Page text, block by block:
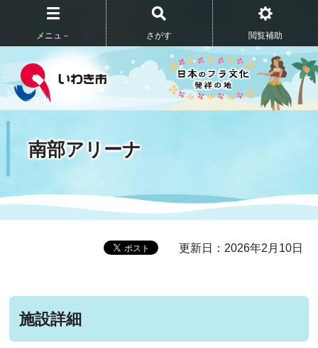
メニュ－ さがす 閲覧補助
南部アリーナ
更新日：2026年2月10日
施設詳細